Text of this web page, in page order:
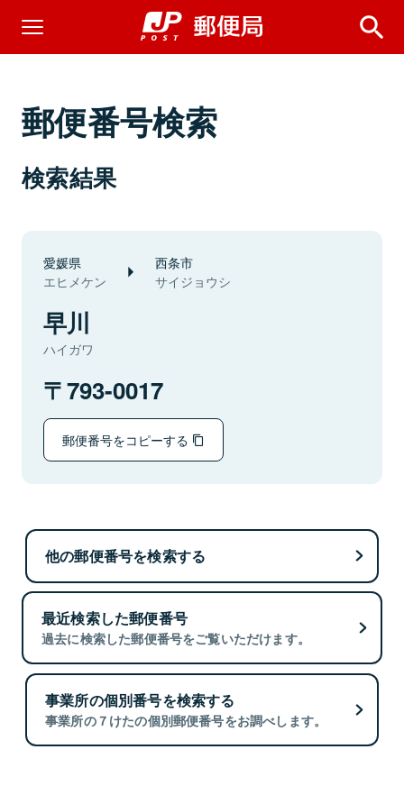
郵便番号検索
検索結果
愛媛県
エヒメケン
西条市
サイジョウシ
早川
ハイガワ
793-0017
郵便番号をコピーする
他の郵便番号を検索する
最近検索した郵便番号
過去に検索した郵便番号をご覧いただけます。
事業所の個別番号を検索する
事業所の７けたの個別郵便番号をお調べします。